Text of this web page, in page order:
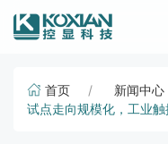
首页 新闻中心
试点走向规模化，工业